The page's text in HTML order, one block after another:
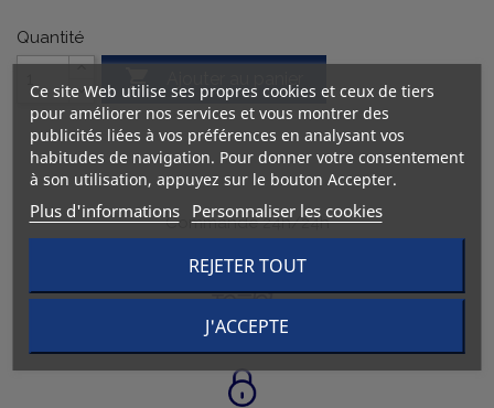
Quantité

Commande 24h/24h
Livraison en 24h
Ce site Web utilise ses propres cookies et ceux de tiers
pour améliorer nos services et vous montrer des
publicités liées à vos préférences en analysant vos
habitudes de navigation. Pour donner votre consentement
à son utilisation, appuyez sur le bouton Accepter.
Plus d'informations Personnaliser les cookies
REJETER TOUT
J'ACCEPTE